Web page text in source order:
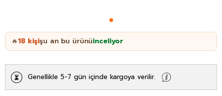
🔥18 kişişu an bu ürünüinceliyor
Genellikle 5-7 gün içinde kargoya verilir.